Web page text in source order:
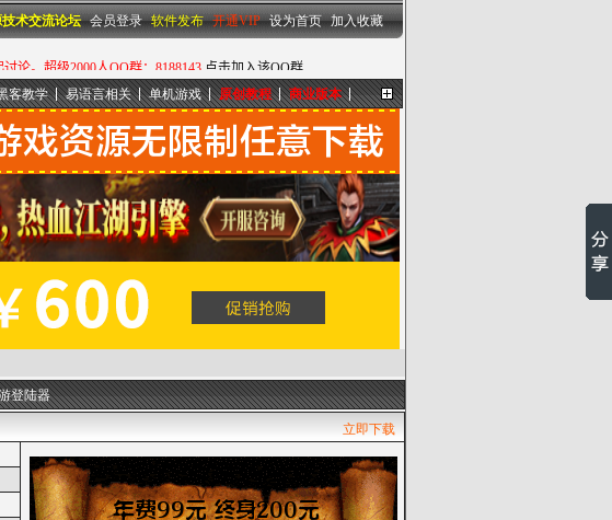
设为首页|加入收藏
术交流论坛 会员登录 软件发布 开通VIP 设为首页 加入收藏
更多...
客教学 易语言相关 单机游戏 原创教程 商业版本
登陆器
立即下载